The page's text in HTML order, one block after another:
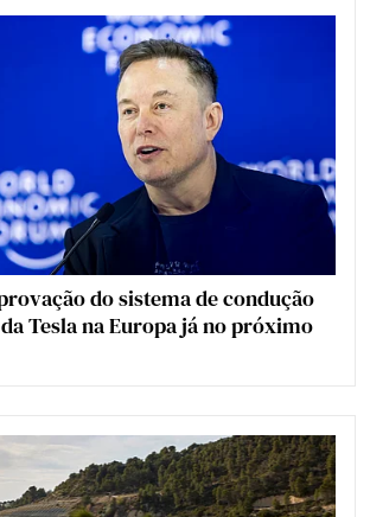
do sistema de condução
Tesla na Europa já no próximo